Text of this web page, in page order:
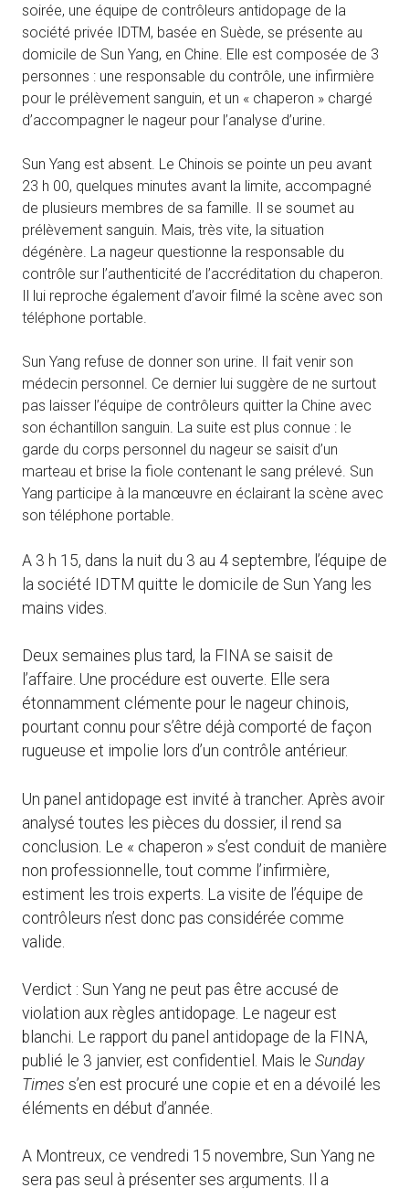
soirée, une équipe de contrôleurs antidopage de la
société privée IDTM, basée en Suède, se présente au
domicile de Sun Yang, en Chine. Elle est composée de 3
personnes : une responsable du contrôle, une infirmière
pour le prélèvement sanguin, et un « chaperon » chargé
d’accompagner le nageur pour l’analyse d’urine.
Sun Yang est absent. Le Chinois se pointe un peu avant
23 h 00, quelques minutes avant la limite, accompagné
de plusieurs membres de sa famille. Il se soumet au
prélèvement sanguin. Mais, très vite, la situation
dégénère. La nageur questionne la responsable du
contrôle sur l’authenticité de l’accréditation du chaperon.
Il lui reproche également d’avoir filmé la scène avec son
téléphone portable.
Sun Yang refuse de donner son urine. Il fait venir son
médecin personnel. Ce dernier lui suggère de ne surtout
pas laisser l’équipe de contrôleurs quitter la Chine avec
son échantillon sanguin. La suite est plus connue : le
garde du corps personnel du nageur se saisit d’un
marteau et brise la fiole contenant le sang prélevé. Sun
Yang participe à la manœuvre en éclairant la scène avec
son téléphone portable.
A 3 h 15, dans la nuit du 3 au 4 septembre, l’équipe de
la société IDTM quitte le domicile de Sun Yang les
mains vides.
Deux semaines plus tard, la FINA se saisit de
l’affaire. Une procédure est ouverte. Elle sera
étonnamment clémente pour le nageur chinois,
pourtant connu pour s’être déjà comporté de façon
rugueuse et impolie lors d’un contrôle antérieur.
Un panel antidopage est invité à trancher. Après avoir
analysé toutes les pièces du dossier, il rend sa
conclusion. Le « chaperon » s’est conduit de manière
non professionnelle, tout comme l’infirmière,
estiment les trois experts. La visite de l’équipe de
contrôleurs n’est donc pas considérée comme
valide.
Verdict : Sun Yang ne peut pas être accusé de
violation aux règles antidopage. Le nageur est
blanchi. Le rapport du panel antidopage de la FINA,
publié le 3 janvier, est confidentiel. Mais le Sunday
Times s’en est procuré une copie et en a dévoilé les
éléments en début d’année.
A Montreux, ce vendredi 15 novembre, Sun Yang ne
sera pas seul à présenter ses arguments. Il a